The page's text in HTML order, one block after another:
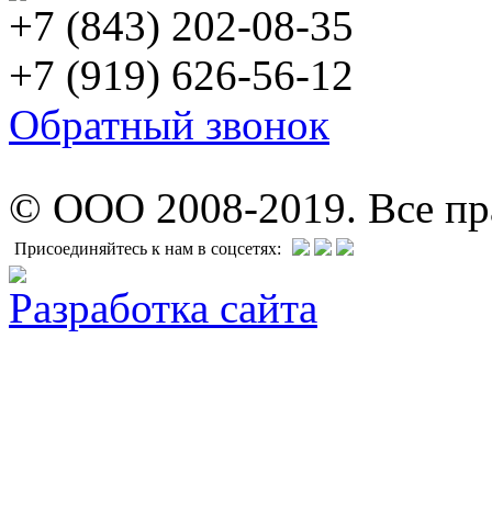
+7 (843) 202-08-35
+7 (919) 626-56-12
Обратный звонок
© ООО 2008-2019. Все
Присоединяйтесь к нам в соцсетях:
Разработка сайта